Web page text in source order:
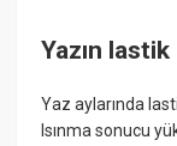
Yazın lastik
Yaz aylarında
Isınma sonucu